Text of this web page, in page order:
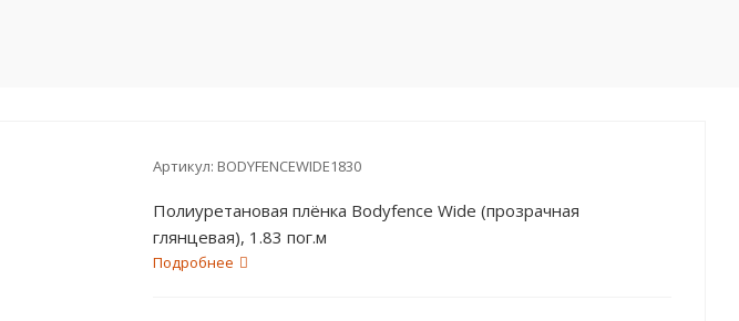
Артикул: BODYFENCEWIDE1830
Полиуретановая плёнка Bodyfence Wide (прозрачная
глянцевая), 1.83 пог.м
Подробнее